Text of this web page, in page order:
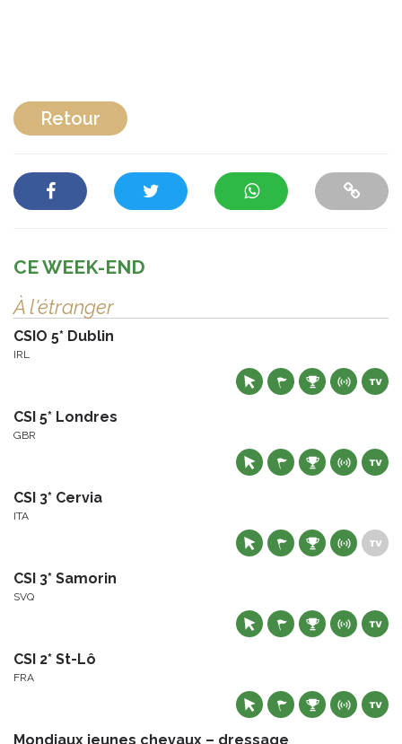
Retour
CE WEEK-END
À l'étranger
CSIO 5* Dublin
IRL
CSI 5* Londres
GBR
CSI 3* Cervia
ITA
CSI 3* Samorin
SVQ
CSI 2* St-Lô
FRA
Mondiaux jeunes chevaux – dressage